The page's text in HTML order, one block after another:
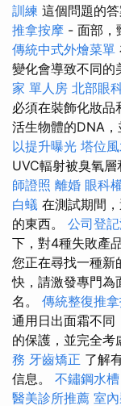
訓練 這個問題的
推拿按摩 - 面部，
傳統中式外燴菜單
變化會導致不同的
家 單人房 北部眼
必須在裝飾化妝品
活生物體的DNA，
以提升曝光 塔位
UVC輻射被臭氧層
師證照 離婚 眼科
白蟻 在測試期間
的東西。 公司登
下，對4種失敗產
您正在尋找一種新
快，請激發專門為
名。 傳統整復推
通用日出面霜不同
的保護，並完全考
務 牙齒矯正 了解
信息。 不鏽鋼水槽
醫美診所推薦 室